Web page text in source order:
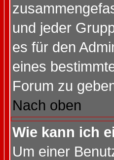
und jeder
es für den
eines
Forum zu
Nach oben
Wie kann ich
Um einer